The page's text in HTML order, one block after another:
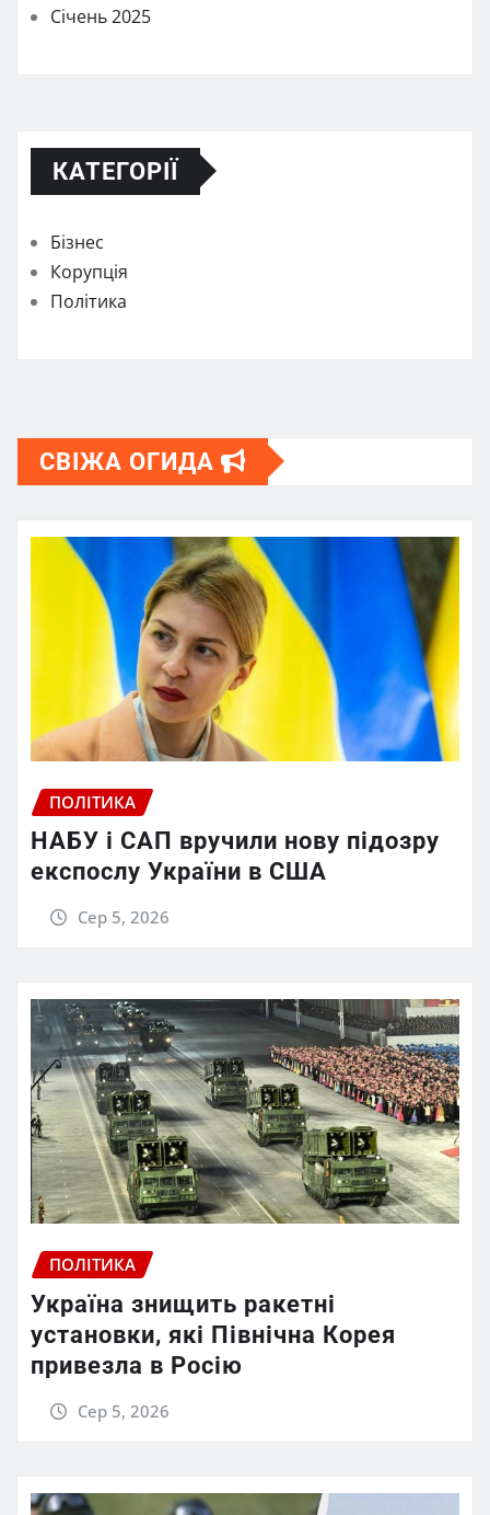
Січень 2025
КАТЕГОРІЇ
Бізнес
Корупція
Політика
СВІЖА ОГИДА
ПОЛІТИКА
НАБУ і САП вручили нову підозру
експослу України в США
Сер 5, 2026
ПОЛІТИКА
Україна знищить ракетні
установки, які Північна Корея
привезла в Росію
Сер 5, 2026